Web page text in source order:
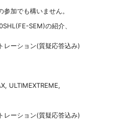
加でも構いません。
SEM)の紹介、
(質疑応答込み)
(質疑応答込み)